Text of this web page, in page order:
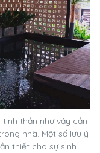
thần như vậy cần
nhà. Một số lưu ý
thiết cho sự sinh